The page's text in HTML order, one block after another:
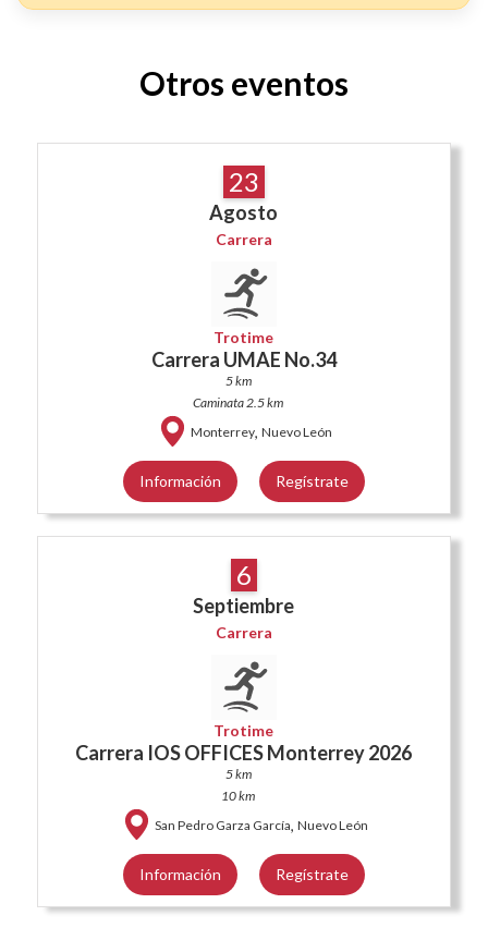
Otros eventos
23
Agosto
Carrera
Trotime
Carrera UMAE No.34
5 km
Caminata 2.5 km
Monterrey, Nuevo León
Información Regístrate
6
Septiembre
Carrera
Trotime
Carrera IOS OFFICES Monterrey 2026
5 km
10 km
San Pedro Garza García, Nuevo León
Información Regístrate